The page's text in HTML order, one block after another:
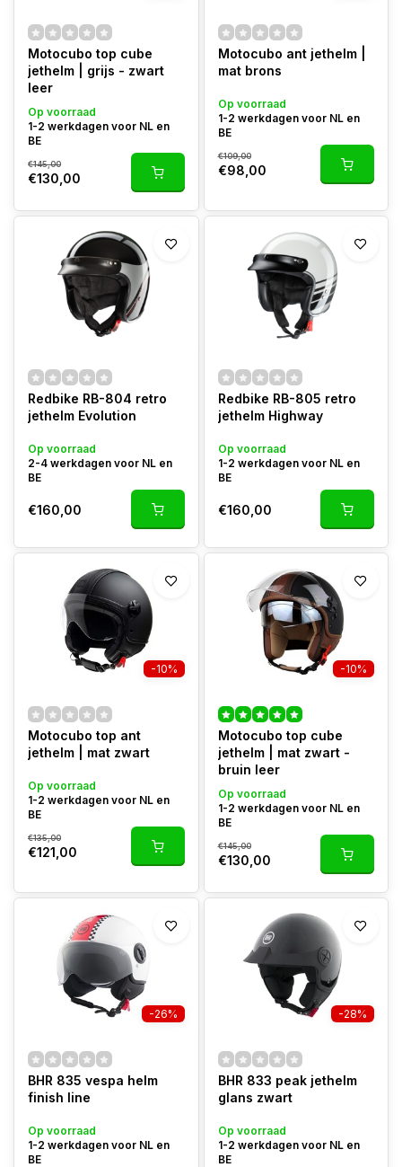
Motocubo top cube
jethelm | grijs - zwart
leer
Op voorraad
1-2 werkdagen voor NL en
BE
€145,00
€130,00
Motocubo ant jethelm |
mat brons
Op voorraad
1-2 werkdagen voor NL en
BE
€109,00
€98,00
Redbike RB-804 retro
jethelm Evolution
Op voorraad
2-4 werkdagen voor NL en
BE
€160,00
Redbike RB-805 retro
jethelm Highway
Op voorraad
1-2 werkdagen voor NL en
BE
€160,00
-10%
Motocubo top ant
jethelm | mat zwart
Op voorraad
1-2 werkdagen voor NL en
BE
€135,00
€121,00
-10%
Motocubo top cube
jethelm | mat zwart -
bruin leer
Op voorraad
1-2 werkdagen voor NL en
BE
€145,00
€130,00
-26%
BHR 835 vespa helm
finish line
Op voorraad
1-2 werkdagen voor NL en
BE
-28%
BHR 833 peak jethelm
glans zwart
Op voorraad
1-2 werkdagen voor NL en
BE